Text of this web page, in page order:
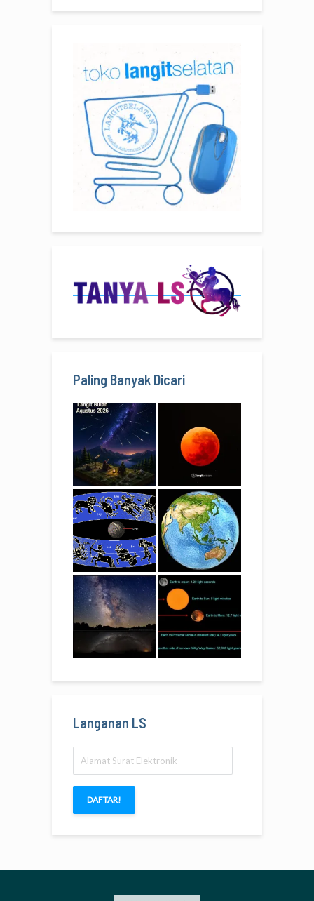
Paling Banyak Dicari
Langanan LS
Surat
Elektronik
DAFTAR!